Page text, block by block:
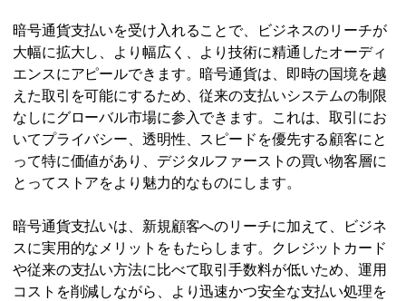
暗号通貨支払いを受け入れることで、ビジネスのリーチが
大幅に拡大し、より幅広く、より技術に精通したオーディ
エンスにアピールできます。暗号通貨は、即時の国境を越
えた取引を可能にするため、従来の支払いシステムの制限
なしにグローバル市場に参入できます。これは、取引にお
いてプライバシー、透明性、スピードを優先する顧客にと
って特に価値があり、デジタルファーストの買い物客層に
とってストアをより魅力的なものにします。
暗号通貨支払いは、新規顧客へのリーチに加えて、ビジネ
スに実用的なメリットをもたらします。クレジットカード
や従来の支払い方法に比べて取引手数料が低いため、運用
コストを削減しながら、より迅速かつ安全な支払い処理を